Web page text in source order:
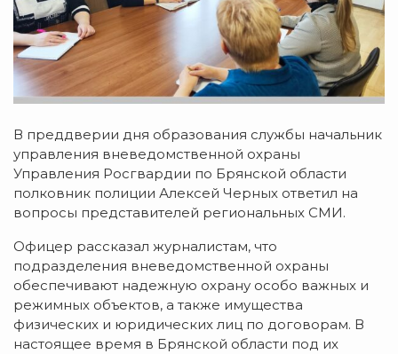
В преддверии дня образования службы начальник
управления вневедомственной охраны
Управления Росгвардии по Брянской области
полковник полиции Алексей Черных ответил на
вопросы представителей региональных СМИ.
Офицер рассказал журналистам, что
подразделения вневедомственной охраны
обеспечивают надежную охрану особо важных и
режимных объектов, а также имущества
физических и юридических лиц по договорам. В
настоящее время в Брянской области под их